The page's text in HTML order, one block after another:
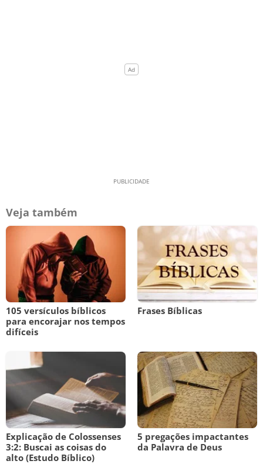
Veja também
105 versículos bíblicos
para encorajar nos tempos
difíceis
Frases Bíblicas
Explicação de Colossenses
3:2: Buscai as coisas do
alto (Estudo Bíblico)
5 pregações impactantes
da Palavra de Deus